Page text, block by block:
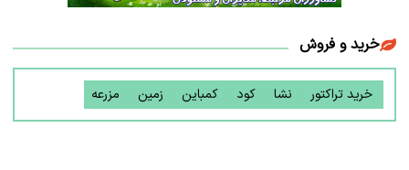
خرید و فروش
خرید تراکتور نشا کود کمباین زمین مزرعه